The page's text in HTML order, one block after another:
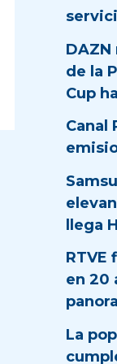
de la
Cup
Canal
llega
RTVE
en 20
La